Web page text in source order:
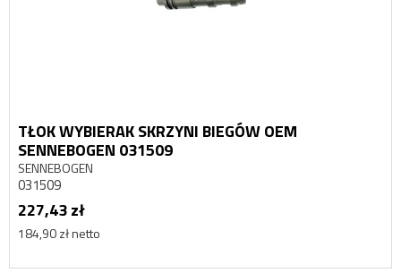
TŁOK WYBIERAK SKRZYNI BIEGÓW OEM
SENNEBOGEN 031509
SENNEBOGEN
031509
227,43 zł
184,90 zł netto